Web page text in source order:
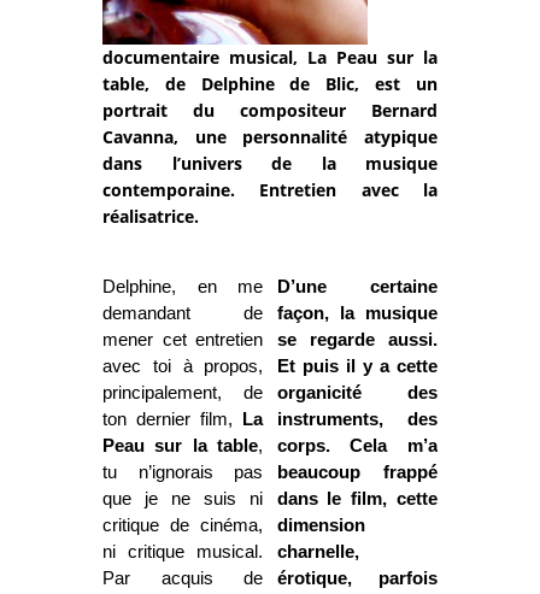
documentaire musical, La Peau sur la
table, de Delphine de Blic, est un
portrait du compositeur Bernard
Cavanna, une personnalité atypique
dans l’univers de la musique
contemporaine. Entretien avec la
réalisatrice.
Delphine, en me
demandant de
mener cet entretien
avec toi à propos,
principalement, de
ton dernier film,
La
Peau sur la table,
tu n’ignorais pas
que je ne suis ni
critique de cinéma,
ni critique musical.
Par acquis de
D’une certaine
façon, la musique
se regarde aussi.
Et puis il y a cette
organicité des
instruments, des
corps. Cela m’a
beaucoup frappé
dans le film, cette
dimension
charnelle,
érotique, parfois